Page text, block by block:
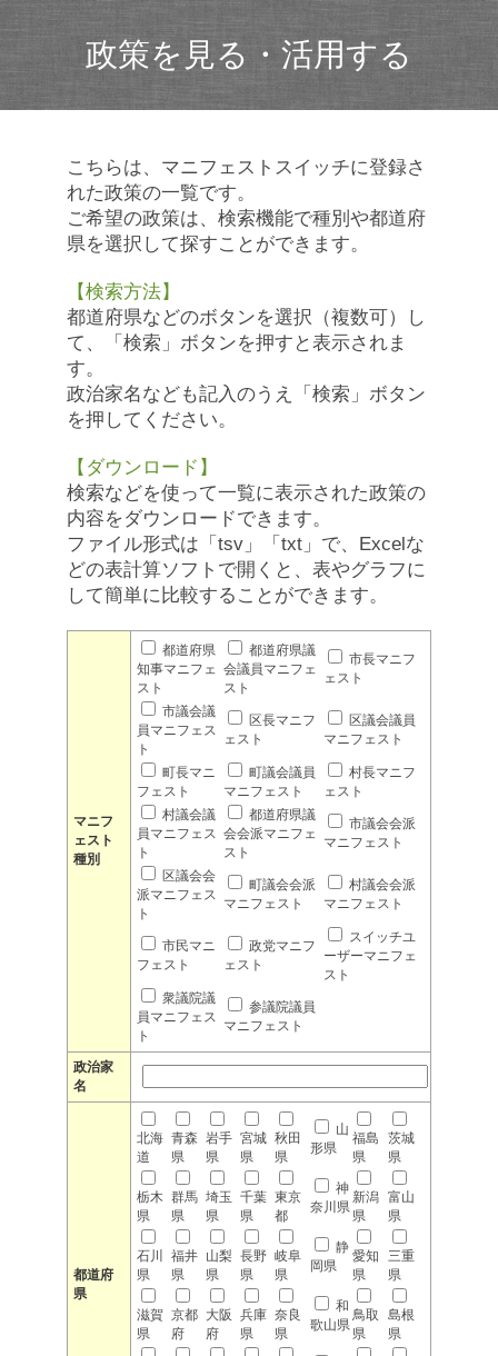
政策を見る・活用する
こちらは、マニフェストスイッチに登録さ
れた政策の一覧です。
ご希望の政策は、検索機能で種別や都道府
県を選択して探すことができます。
【検索方法】
都道府県などのボタンを選択（複数可）し
て、「検索」ボタンを押すと表示されま
す。
政治家名なども記入のうえ「検索」ボタン
を押してください。
【ダウンロード】
検索などを使って一覧に表示された政策の
内容をダウンロードできます。
ファイル形式は「tsv」「txt」で、Excelな
どの表計算ソフトで開くと、表やグラフに
して簡単に比較することができます。
マニフ
ェスト
種別
都道府県
知事マニフェ
スト
都道府県議
会議員マニフェ
スト
市長マニフ
ェスト
市議会議
員マニフェス
ト
区長マニフ
ェスト
区議会議員
マニフェスト
町長マニ
フェスト
町議会議員
マニフェスト
村長マニフ
ェスト
村議会議
員マニフェス
ト
都道府県議
会会派マニフェ
スト
市議会会派
マニフェスト
区議会会
派マニフェス
ト
町議会会派
マニフェスト
村議会会派
マニフェスト
市民マニ
フェスト
政党マニフ
ェスト
スイッチユ
ーザーマニフェ
スト
衆議院議
員マニフェス
ト
参議院議員
マニフェスト
政治家
名
都道府
県
北海
道
青森
県
岩手
県
宮城
県
秋田
県
山
形県
福島
県
茨城
県
栃木
県
群馬
県
埼玉
県
千葉
県
東京
都
神
奈川県
新潟
県
富山
県
石川
県
福井
県
山梨
県
長野
県
岐阜
県
静
岡県
愛知
県
三重
県
滋賀
県
京都
府
大阪
府
兵庫
県
奈良
県
和
歌山県
鳥取
県
島根
県